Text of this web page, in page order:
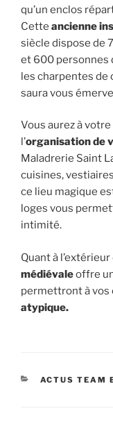
qu’un enclos
Cette ancienne
siècle dispose de
et 600 personnes
les charpentes de
saura vous
Vous aurez à
l’organisation de
Maladrerie Saint
cuisines,
ce lieu magique
loges vous
intimité.
Quant à
médiévaleoffre
permettront à vos
atypique.
CATÉGORIES
ACTUS TEAM